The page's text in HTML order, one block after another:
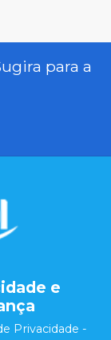
para a
e
Privacidade -